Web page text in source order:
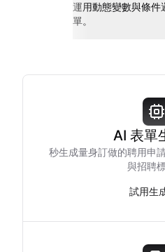
運用動態變數與條件
單。
AI 表單
秒生成量身訂做的聘用申
與招聘標
試用生